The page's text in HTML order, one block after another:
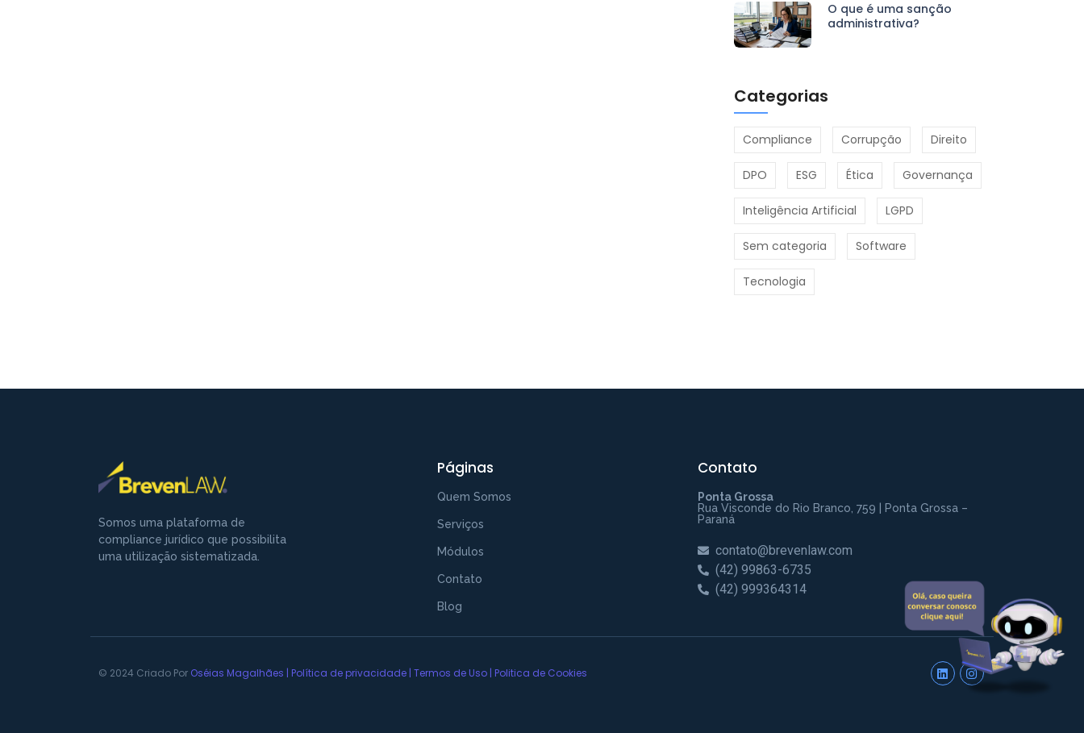
INICIAR CONVERSA
Ao informar meus dados, eu concordo com a política de
O que é uma sanção
administrativa?
Categorias
Compliance Corrupção Direito
DPO ESG Ética Governança
Inteligência Artificial LGPD
Sem categoria Software
Tecnologia
Somos uma plataforma de
compliance jurídico que possibilita
uma utilização sistematizada.
Páginas
Quem Somos
Serviços
Módulos
Contato
Blog
Contato
Ponta Grossa
Rua Visconde do Rio Branco, 759 | Ponta Grossa –
Paraná
contato@brevenlaw.com
(42) 99863-6735
(42) 999364314
© 2024 Criado Por Oséias Magalhães | Política de privacidade | Termos de Uso | Politica de Cookies